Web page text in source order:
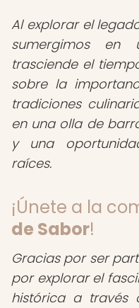
Al explorar el
sumergimos en
trasciende el
sobre la
tradiciones
en una olla de
y una
raíces.
¡Únete a la
de Sabor!
Gracias por ser
por explorar el
histórica a través